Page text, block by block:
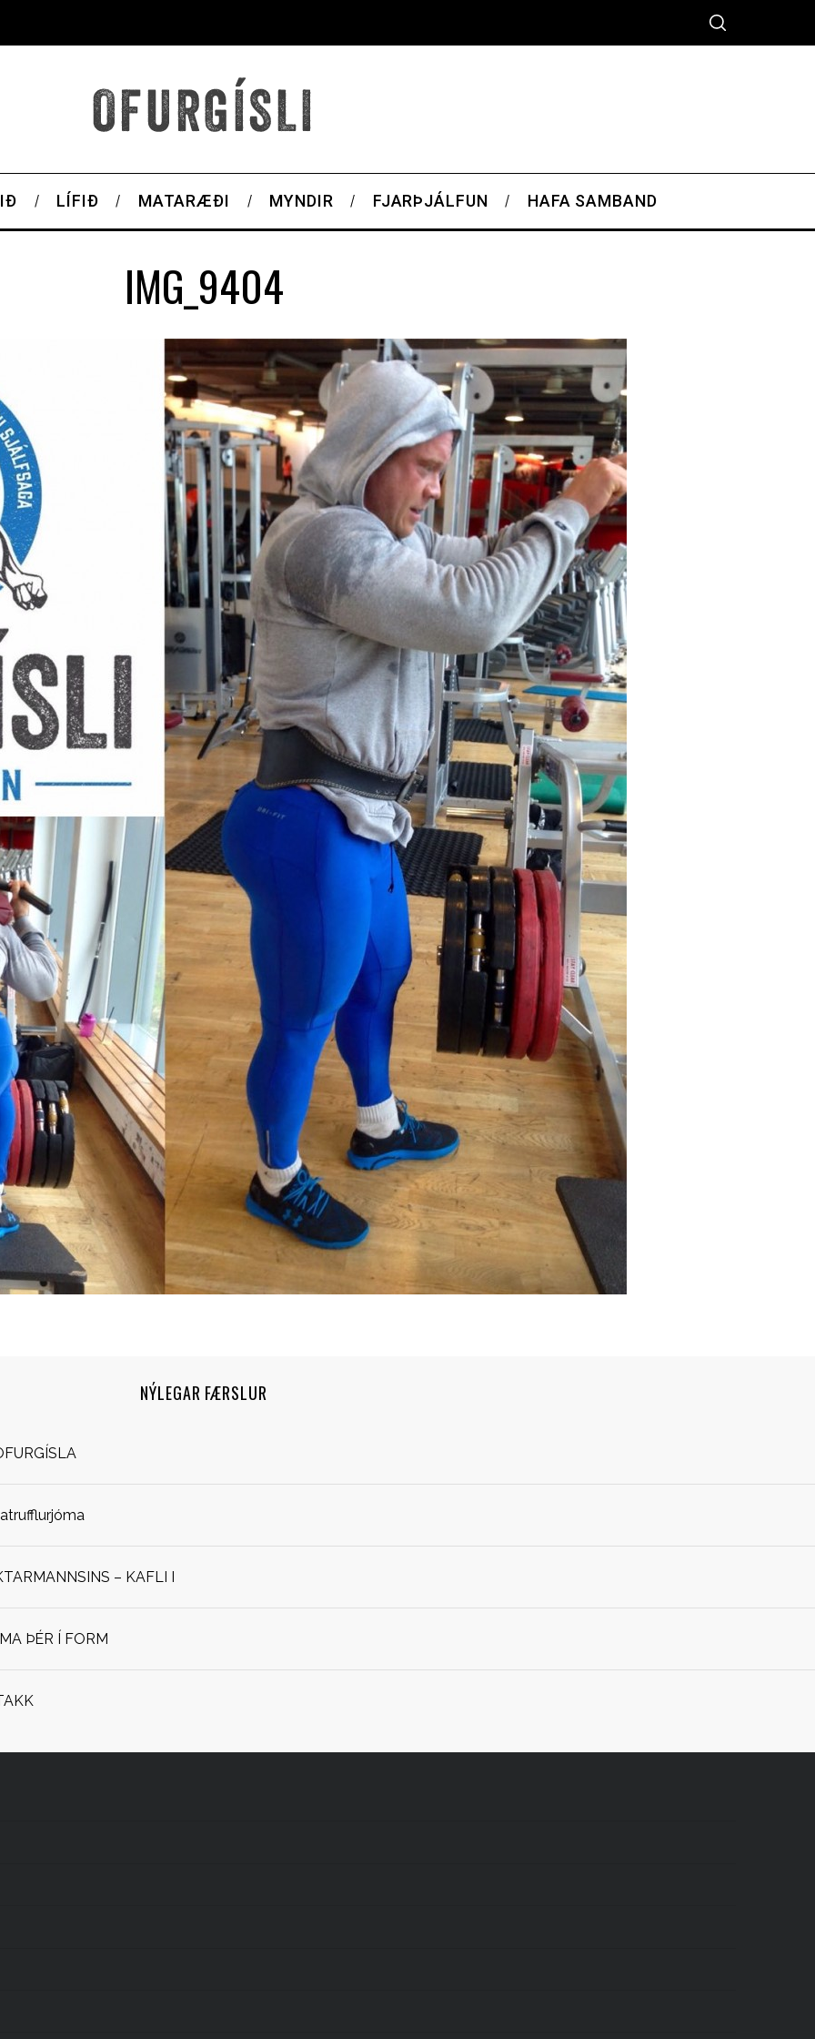
LÍFIÐ MATARÆÐI MYNDIR FJARÞJÁLFUN HAFA SAMBAND
IMG_9404
NÝLEGAR FÆRSLUR
– KAFLI I
ÞÉR Í FORM